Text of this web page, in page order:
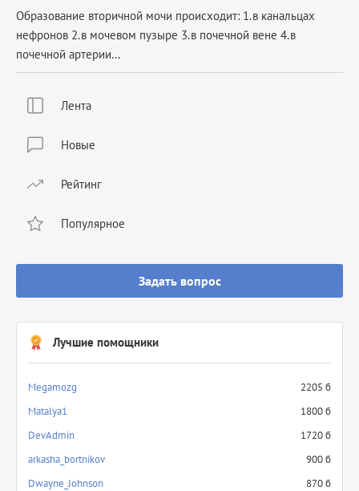
Лента
Новые
Рейтинг
Популярное
Задать вопрос
Лучшие помощники
Megamozg
2205 б
Matalya1
1800 б
DevAdmin
1720 б
arkasha_bortnikov
900 б
Dwayne_Johnson
870 б
Образование вторичной мочи происходит: 1.в канальцах
нефронов 2.в мочевом пузыре 3.в почечной вене 4.в
почечной артерии...